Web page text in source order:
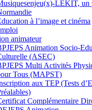
LEKIT, un
à l’image et cinéma
animateur
Animation Socio-
(ASEC)
Multi Activités
Tous (MAPST)
aux TEP (Tests
Complémentaire